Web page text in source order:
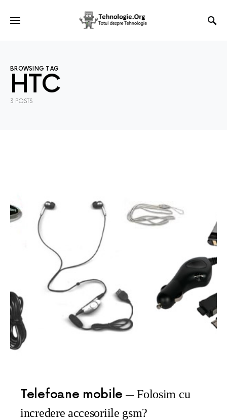
BROWSING TAG
HTC
3 POSTS
Telefoane mobile
Folosim cu
incredere accesoriile gsm?